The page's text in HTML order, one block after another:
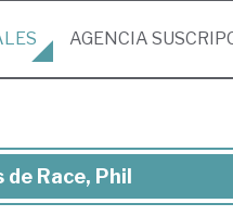
AGENCIA
de Race, Phil